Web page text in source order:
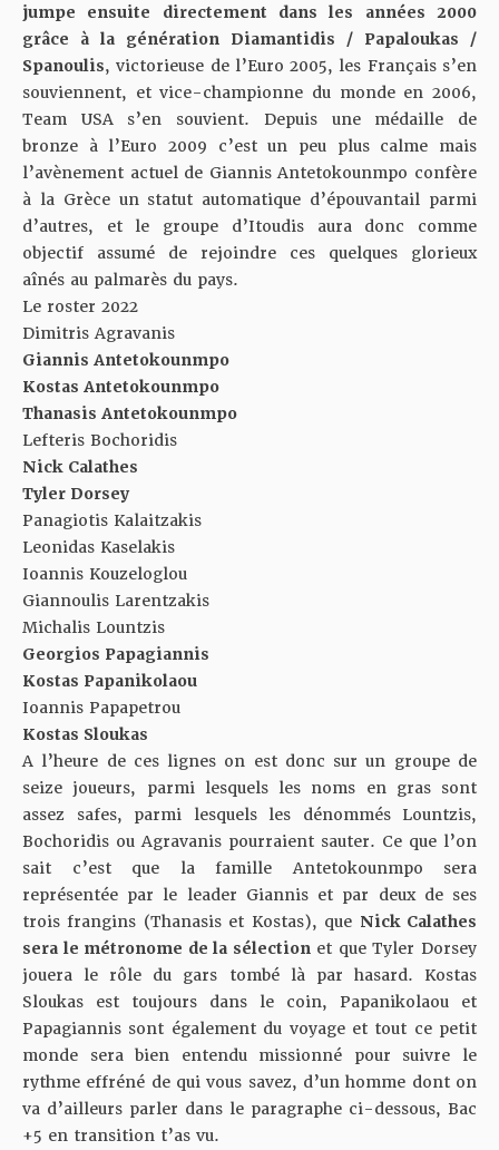
jumpe ensuite directement dans les années 2000
grâce à la génération Diamantidis / Papaloukas /
Spanoulis, victorieuse de l’Euro 2005, les Français s’en
souviennent, et vice-championne du monde en 2006,
Team USA s’en souvient. Depuis une médaille de
bronze à l’Euro 2009 c’est un peu plus calme mais
l’avènement actuel de Giannis Antetokounmpo confère
à la Grèce un statut automatique d’épouvantail parmi
d’autres, et le groupe d’Itoudis aura donc comme
objectif assumé de rejoindre ces quelques glorieux
aînés au palmarès du pays.
Le roster 2022
Dimitris Agravanis
Giannis Antetokounmpo
Kostas Antetokounmpo
Thanasis Antetokounmpo
Lefteris Bochoridis
Nick Calathes
Tyler Dorsey
Panagiotis Kalaitzakis
Leonidas Kaselakis
Ioannis Kouzeloglou
Giannoulis Larentzakis
Michalis Lountzis
Georgios Papagiannis
Kostas Papanikolaou
Ioannis Papapetrou
Kostas Sloukas
A l’heure de ces lignes on est donc sur un groupe de
seize joueurs, parmi lesquels les noms en gras sont
assez safes, parmi lesquels les dénommés Lountzis,
Bochoridis ou Agravanis pourraient sauter. Ce que l’on
sait c’est que la famille Antetokounmpo sera
représentée par le leader Giannis et par deux de ses
trois frangins (Thanasis et Kostas), que Nick Calathes
sera le métronome de la sélection et que Tyler Dorsey
jouera le rôle du gars tombé là par hasard. Kostas
Sloukas est toujours dans le coin, Papanikolaou et
Papagiannis sont également du voyage et tout ce petit
monde sera bien entendu missionné pour suivre le
rythme effréné de qui vous savez, d’un homme dont on
va d’ailleurs parler dans le paragraphe ci-dessous, Bac
+5 en transition t’as vu.